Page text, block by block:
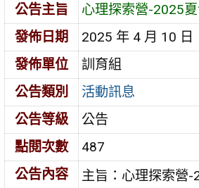
公告主旨
心理探索營-2025
發佈日期
2025 年 4 月 10 日
發佈單位
訓育組
公告類別
活動訊息
公告等級
公告
點閱次數
487
公告內容
主旨：心理探索營-